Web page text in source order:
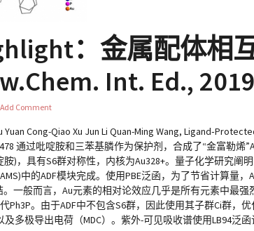
：金属配体相
Int. Ed., 2019
Add Comment
Cong-Qiao Xu Jun Li Quan-Ming Wang,
通过吡啶胺和三苯基膦作为保护剂，合成了“金富勒烯
胺)，具有S6群对称性，内核为Au328+。量子化学研究
中的ADF模块完成。使用PBE泛函，为了节省计算量
一般而言，Au元素的相对论效应几乎是所有元素中最
Ph3P。由于ADF中不包含S6群，因此使用其子群Ci群，
及多极导出电荷（MDC）。紫外-可见吸收谱使用LB94泛